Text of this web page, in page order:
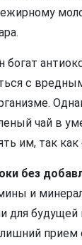
богат
с
чай в
им, так
без
и
для будущей